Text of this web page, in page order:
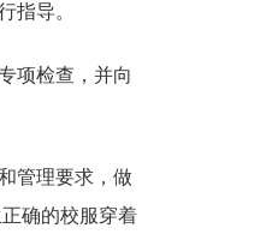
指导。
项检查，并向
管理要求，做
确的校服穿着